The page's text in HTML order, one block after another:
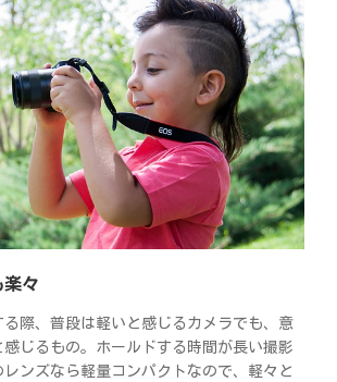
楽々
際、普段は軽いと感じるカメラでも、意
じるもの。ホールドする時間が長い撮影
ンズなら軽量コンパクトなので、軽々と